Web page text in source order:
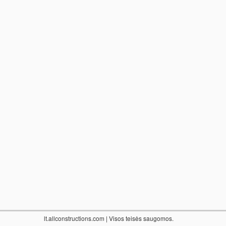
lt.allconstructions.com | Visos teisės saugomos.